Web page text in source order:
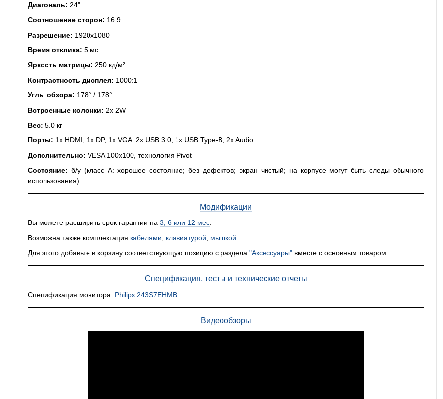
Диагональ: 24"
Соотношение сторон: 16:9
Разрешение: 1920x1080
Время отклика: 5 мс
Яркость матрицы: 250 кд/м²
Контрастность дисплея: 1000:1
Углы обзора: 178° / 178°
Встроенные колонки: 2x 2W
Вес: 5.0 кг
Порты: 1x HDMI, 1x DP, 1x VGA, 2x USB 3.0, 1x USB Type-B, 2x Audio
Дополнительно: VESA 100x100, технология Pivot
Состояние: б/у (класс А: хорошее состояние; без дефектов; экран чистый; на корпусе могут быть следы обычного
использования)
Модификации
Вы можете расширить срок гарантии на 3, 6 или 12 мес.
Возможна также комплектация кабелями клавиатурой мышкой
Для этого добавьте в корзину соответствующую позицию с раздела "Аксессуары" вместе с основным товаром.
Спецификация, тесты и технические отчеты
Спецификация монитора: Philips 243S7EHMB
Видеообзоры